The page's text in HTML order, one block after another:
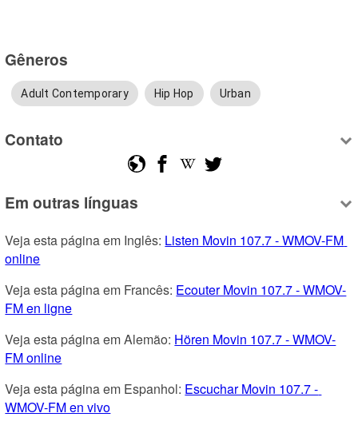
Gêneros
Adult Contemporary Hip Hop Urban
Contato
Em outras línguas
Veja esta página em Inglês: Listen Movin 107.7 - WMOV-FM
online
Veja esta página em Francês: Ecouter Movin 107.7 - WMOV-
FM en ligne
Veja esta página em Alemão: Hören Movin 107.7 - WMOV-
FM online
Veja esta página em Espanhol: Escuchar Movin 107.7 -
WMOV-FM en vivo